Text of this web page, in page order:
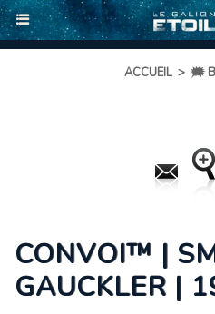
ACCUEIL > 🗯️
CONVOI™ |
GAUCKLER |